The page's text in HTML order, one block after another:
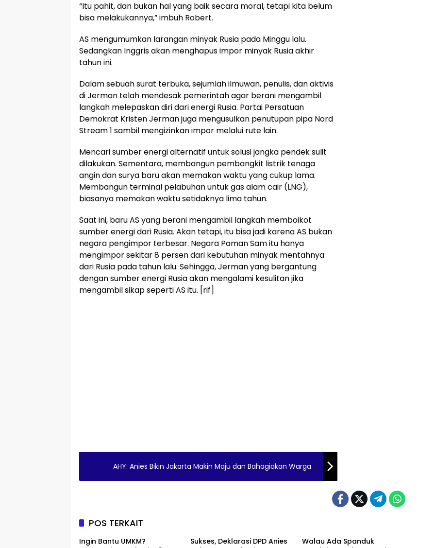
“Itu pahit, dan bukan hal yang baik secara moral, tetapi kita belum
bisa melakukannya,” imbuh Robert.
AS mengumumkan larangan minyak Rusia pada Minggu lalu.
Sedangkan Inggris akan menghapus impor minyak Rusia akhir
tahun ini.
Dalam sebuah surat terbuka, sejumlah ilmuwan, penulis, dan aktivis
di Jerman telah mendesak pemerintah agar berani mengambil
langkah melepaskan diri dari energi Rusia. Partai Persatuan
Demokrat Kristen Jerman juga mengusulkan penutupan pipa Nord
Stream 1 sambil mengizinkan impor melalui rute lain.
Mencari sumber energi alternatif untuk solusi jangka pendek sulit
dilakukan. Sementara, membangun pembangkit listrik tenaga
angin dan surya baru akan memakan waktu yang cukup lama.
Membangun terminal pelabuhan untuk gas alam cair (LNG),
biasanya memakan waktu setidaknya lima tahun.
Saat ini, baru AS yang berani mengambil langkah memboikot
sumber energi dari Rusia. Akan tetapi, itu bisa jadi karena AS bukan
negara pengimpor terbesar. Negara Paman Sam itu hanya
mengimpor sekitar 8 persen dari kebutuhan minyak mentahnya
dari Rusia pada tahun lalu. Sehingga, Jerman yang bergantung
dengan sumber energi Rusia akan mengalami kesulitan jika
mengambil sikap seperti AS itu. [rif]
AHY: Anies Bikin Jakarta Makin Maju dan Bahagiakan Warga
POS TERKAIT
Ingin Bantu UMKM?
Sukses, Deklarasi DPD Anies
Walau Ada Spanduk